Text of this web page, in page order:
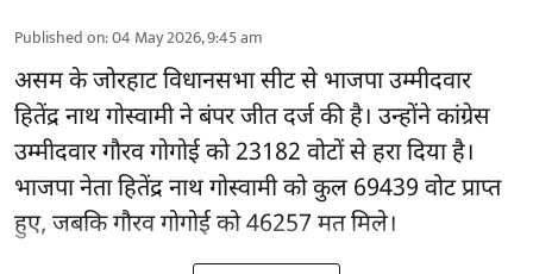
Published on:04 May 2026, 9:45 am
असम के जोरहाट विधानसभा सीट से भाजपा उम्मीदवार
हितेंद्र नाथ गोस्वामी ने बंपर जीत दर्ज की है। उन्होंने कांग्रेस
उम्मीदवार गौरव गोगोई को 23182 वोटों से हरा दिया है।
भाजपा नेता हितेंद्र नाथ गोस्वामी को कुल 69439 वोट प्राप्त
हुए, जबकि गौरव गोगोई को 46257 मत मिले।